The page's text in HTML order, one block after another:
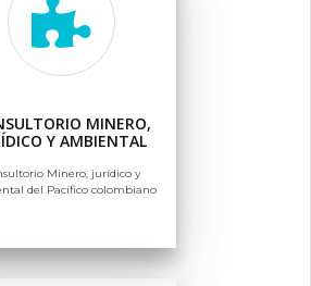
MINERO,
Y AMBIENTAL
Minero, jurídico y
del Pacífico colombiano